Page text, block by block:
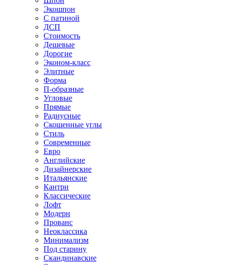
Экошпон
С патиной
ДСП
Стоимость
Дешевые
Дорогие
Эконом-класс
Элитные
Форма
П-образные
Угловые
Прямые
Радиусные
Скошенные углы
Стиль
Современные
Евро
Английские
Дизайнерские
Итальянские
Кантри
Классические
Лофт
Модерн
Прованс
Неоклассика
Минимализм
Под старину
Скандинавские